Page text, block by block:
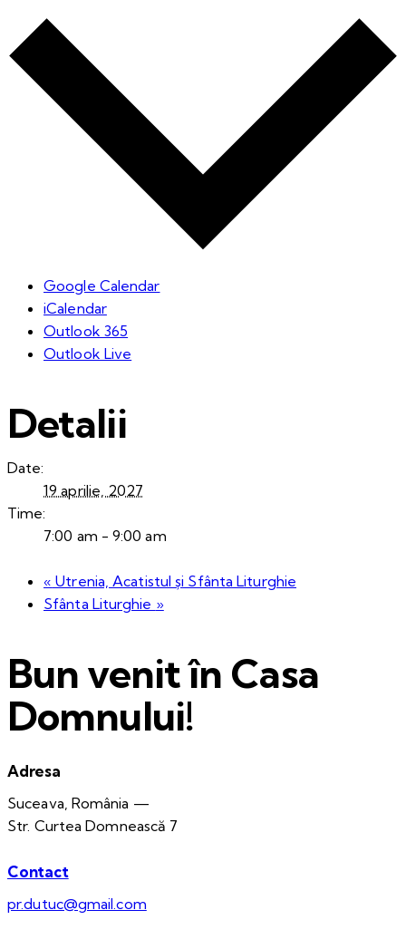
Google Calendar
iCalendar
Outlook 365
Outlook Live
Detalii
Date:
19 aprilie, 2027
Time:
7:00 am - 9:00 am
« Utrenia, Acatistul și Sfânta Liturghie
Sfânta Liturghie »
Bun venit în Casa
Domnului!
Adresa
Suceava, România —
Str. Curtea Domnească 7
Contact
pr.dutuc@gmail.com